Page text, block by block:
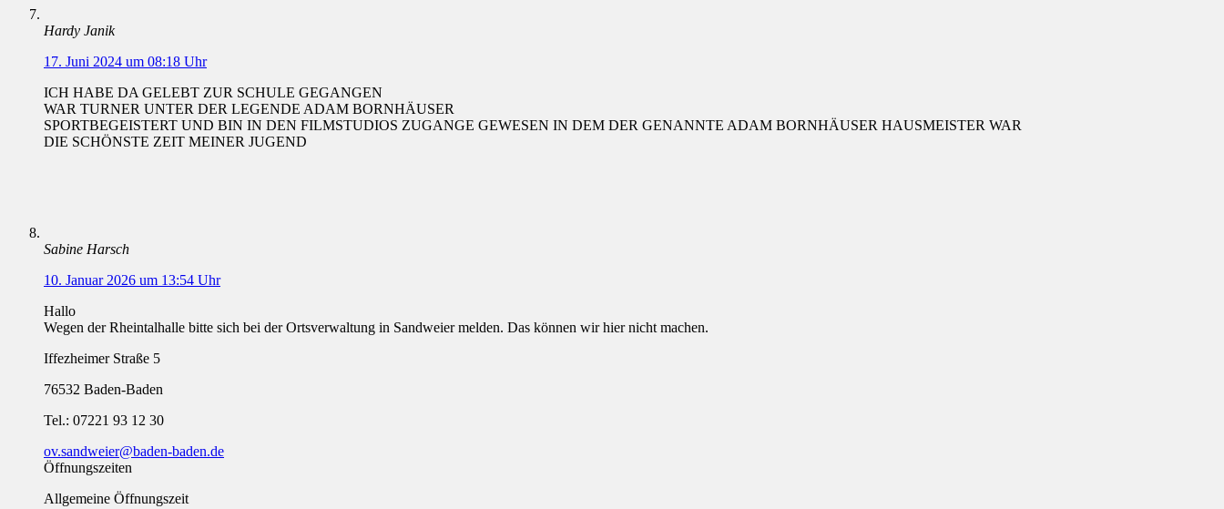
Hardy Janik
17. Juni 2024 um 08:18 Uhr
ICH HABE DA GELEBT ZUR SCHULE GEGANGEN
WAR TURNER UNTER DER LEGENDE ADAM BORNHÄUSER
SPORTBEGEISTERT UND BIN IN DEN FILMSTUDIOS ZUGANGE GEWESEN IN DEM DER GENANNTE ADAM BORNHÄUSER HAUSMEISTER WAR
DIE SCHÖNSTE ZEIT MEINER JUGEND
Sabine Harsch
10. Januar 2026 um 13:54 Uhr
Hallo
Wegen der Rheintalhalle bitte sich bei der Ortsverwaltung in Sandweier melden. Das können wir hier nicht machen.
Iffezheimer Straße 5
76532 Baden-Baden
Tel.: 07221 93 12 30
ov.sandweier@baden-baden.de
Öffnungszeiten
Allgemeine Öffnungszeit